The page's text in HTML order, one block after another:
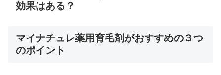
効果はある？
マイナチュレ薬用育毛剤がおすすめの３つ
のポイント